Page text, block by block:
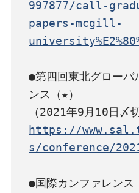
997877/call-
papers-mcgill-
●第四回東北グローバ
ンス（★）
https://
s/conference/
●国際カンファレンス